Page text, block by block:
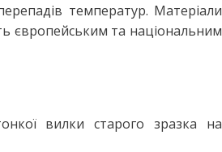
температур. Матеріали
європейським та національним
вилки старого зразка на